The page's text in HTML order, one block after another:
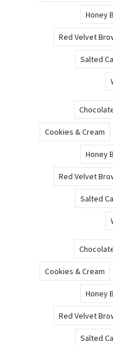
Honey
Red Velvet
Salted
Cookies & Cream
Honey
Red Velvet
Salted
Cookies & Cream
Honey
Red Velvet
Salted